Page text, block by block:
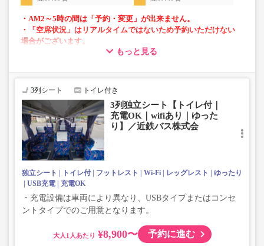
・AM2～5時の間は「予約・変更」が出来ません。
・「空席状況」はリアルタイムではないため予約いただけない
場合がございます。
・車両は予告なく変更となる場合がございます。これに伴い、
じめご了承ください。
もっと見る
3列シート トイレ付き
3列独立シート【トイレ付｜
充電OK｜wifiあり｜ゆった
り】／近鉄バス株式会
独立シート トイレ付 フットレスト Wi-Fi レッグレスト
ゆったり
USB充電
充電OK
・充電設備は車両により異なり、USBタイプまたはコンセ
ントタイプでのご用意となります。
大人 ¥8,900〜 予約に進む